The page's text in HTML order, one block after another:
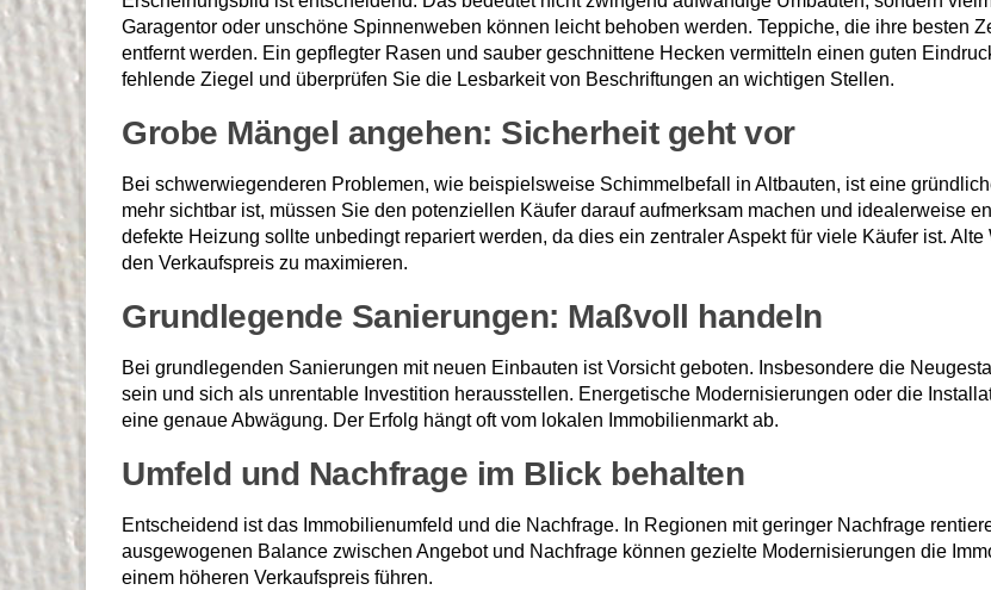
Garagentor oder unschöne Spinnenweben können leicht behoben werden. Teppiche, die ihre besten
entfernt werden. Ein gepflegter Rasen und sauber geschnittene Hecken vermitteln einen guten
fehlende Ziegel und überprüfen Sie die Lesbarkeit von Beschriftungen an wichtigen Stellen.
Grobe Mängel angehen: Sicherheit geht vor
Bei schwerwiegenderen Problemen, wie beispielsweise Schimmelbefall in Altbauten, ist eine
mehr sichtbar ist, müssen Sie den potenziellen Käufer darauf aufmerksam machen und idealerweise
defekte Heizung sollte unbedingt repariert werden, da dies ein zentraler Aspekt für viele Käufer ist.
den Verkaufspreis zu maximieren.
Grundlegende Sanierungen: Maßvoll handeln
Bei grundlegenden Sanierungen mit neuen Einbauten ist Vorsicht geboten. Insbesondere die
sein und sich als unrentable Investition herausstellen. Energetische Modernisierungen oder die
eine genaue Abwägung. Der Erfolg hängt oft vom lokalen Immobilienmarkt ab.
Umfeld und Nachfrage im Blick behalten
Entscheidend ist das Immobilienumfeld und die Nachfrage. In Regionen mit geringer Nachfrage
ausgewogenen Balance zwischen Angebot und Nachfrage können gezielte Modernisierungen die
einem höheren Verkaufspreis führen.